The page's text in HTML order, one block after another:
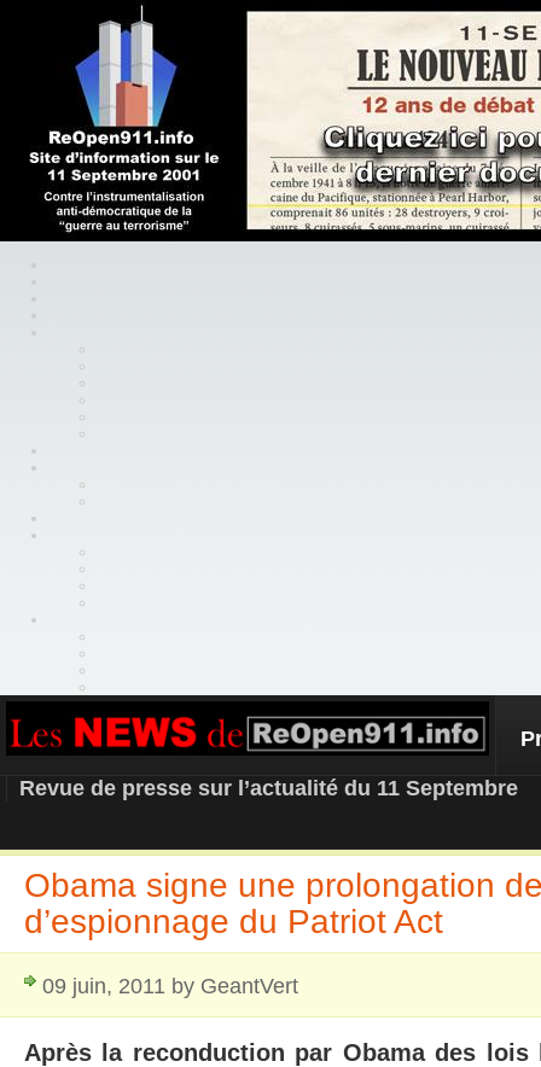
REOPEN911 – NEWS
Revue de presse sur l’actualité du 11 Septembre
Obama signe une prolongation
d’espionnage du Patriot Act
09 juin, 2011 by GeantVert
Après la reconduction par Obama des lois